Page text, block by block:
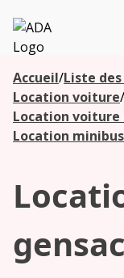
ADA
Accueil/Liste
Location voiture/
Location voiture
Location
Les
agences à
proximité
Commencez
votre
pour voir les
agences à